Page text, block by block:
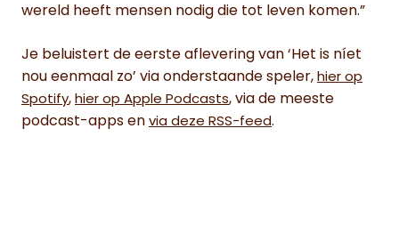
wereld heeft mensen nodig die tot leven komen.”
Je beluistert de eerste aflevering van ‘Het is níet
nou eenmaal zo’ via onderstaande speler, hier op
Spotify, hier op Apple Podcasts, via de meeste
podcast-apps en via deze RSS-feed.